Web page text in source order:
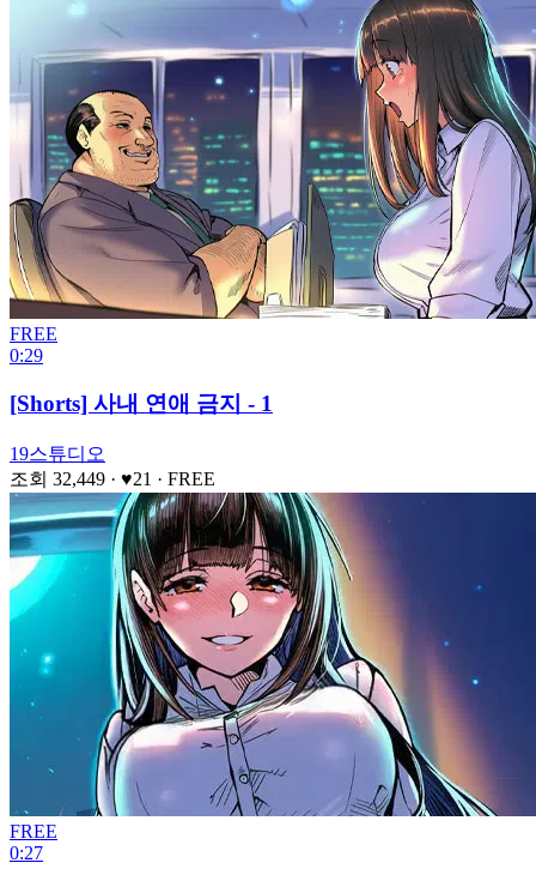
FREE
0:29
[Shorts] 사내 연애 금지 - 1
19스튜디오
조회 32,449 · ♥21 · FREE
FREE
0:27